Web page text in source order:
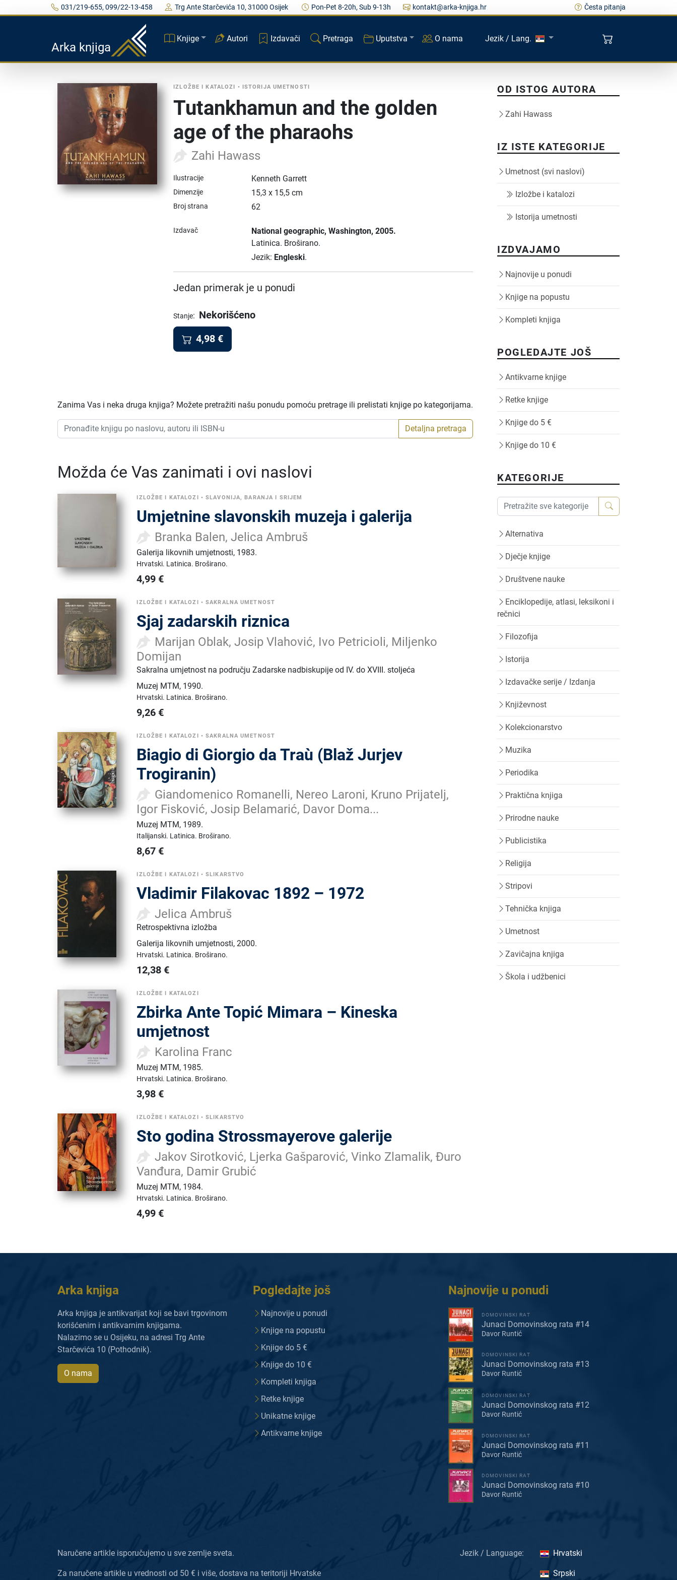
031/219-655, 099/22-13-458 Trg Ante Starčevića 10, 31000 Osijek Pon-Pet 8-20h, Sub 9-13h kontakt@arka-knjiga.hr Česta pitanja
Arka knjiga
Knjige Autori Izdavači Pretraga Uputstva O nama Jezik / Lang.
IZLOŽBE I KATALOZI • ISTORIJA UMETNOSTI
Tutankhamun and the golden
age of the pharaohs
Zahi Hawass
Ilustracije Kenneth Garrett
Dimenzije 15,3 x 15,5 cm
Broj strana 62
Izdavač National geographic, Washington, 2005.
Latinica. Broširano.
Jezik: Engleski.
Jedan primerak je u ponudi
Stanje: Nekorišćeno
4,98 €
Zanima Vas i neka druga knjiga? Možete pretražiti našu ponudu pomoću pretrage ili prelistati knjige po kategorijama.
Detaljna pretraga
Možda će Vas zanimati i ovi naslovi
IZLOŽBE I KATALOZI •SLAVONIJA, BARANJA I SRIJEM
Umjetnine slavonskih muzeja i galerija
Branka Balen, Jelica Ambruš
Galerija likovnih umjetnosti, 1983.
Hrvatski. Latinica. Broširano.
4,99 €
IZLOŽBE I KATALOZI •SAKRALNA UMETNOST
Sjaj zadarskih riznica
Marijan Oblak, Josip Vlahović, Ivo Petricioli, Miljenko
Domijan
Sakralna umjetnost na području Zadarske nadbiskupije od IV. do XVIII. stoljeća
Muzej MTM, 1990.
Hrvatski. Latinica. Broširano.
9,26 €
IZLOŽBE I KATALOZI •SAKRALNA UMETNOST
Biagio di Giorgio da Traù (Blaž Jurjev
Trogiranin)
Giandomenico Romanelli, Nereo Laroni, Kruno Prijatelj,
Igor Fisković, Josip Belamarić, Davor Doma...
Muzej MTM, 1989.
Italijanski. Latinica. Broširano.
8,67 €
IZLOŽBE I KATALOZI •SLIKARSTVO
Vladimir Filakovac 1892 – 1972
Jelica Ambruš
Retrospektivna izložba
Galerija likovnih umjetnosti,2000.
Hrvatski. Latinica. Broširano.
12,38 €
IZLOŽBE I KATALOZI
Zbirka Ante Topić Mimara – Kineska
umjetnost
Karolina Franc
Muzej MTM, 1985.
Hrvatski. Latinica. Broširano.
3,98 €
IZLOŽBE I KATALOZI •SLIKARSTVO
Sto godina Strossmayerove galerije
Jakov Sirotković, Ljerka Gašparović, Vinko Zlamalik, Đuro
Vanđura, Damir Grubić
Muzej MTM, 1984.
Hrvatski. Latinica. Broširano.
4,99 €
OD ISTOG AUTORA
Zahi Hawass
IZ ISTE KATEGORIJE
Umetnost (svi naslovi)
Izložbe i katalozi
Istorija umetnosti
IZDVAJAMO
Najnovije u ponudi
Knjige na popustu
Kompleti knjiga
POGLEDAJTE JOŠ
Antikvarne knjige
Retke knjige
Knjige do 5 €
Knjige do 10 €
KATEGORIJE
Alternativa
Dječje knjige
Društvene nauke
Enciklopedije, atlasi, leksikoni i
rečnici
Filozofija
Istorija
Izdavačke serije / Izdanja
Književnost
Kolekcionarstvo
Muzika
Periodika
Praktična knjiga
Prirodne nauke
Publicistika
Religija
Stripovi
Tehnička knjiga
Umetnost
Zavičajna knjiga
Škola i udžbenici
Arka knjiga
Arka knjiga je antikvarijat koji se bavi trgovinom
korišćenim i antikvarnim knjigama.
Nalazimo se u Osijeku, na adresi Trg Ante
Starčevića 10 (Pothodnik).
O nama
Pogledajte još
Najnovije u ponudi
Knjige na popustu
Knjige do 5 €
Knjige do 10 €
Kompleti knjiga
Retke knjige
Unikatne knjige
Antikvarne knjige
Najnovije u ponudi
DOMOVINSKI RAT
Junaci Domovinskog rata #14
Davor Runtić
DOMOVINSKI RAT
Junaci Domovinskog rata #13
Davor Runtić
DOMOVINSKI RAT
Junaci Domovinskog rata #12
Davor Runtić
DOMOVINSKI RAT
Junaci Domovinskog rata #11
Davor Runtić
DOMOVINSKI RAT
Junaci Domovinskog rata #10
Davor Runtić
Naručene artikle isporučujemo u sve zemlje sveta.
Za naručene artikle u vrednosti od 50 € i više, dostava na teritoriji Hrvatske
Jezik / Language: Hrvatski
Srpski